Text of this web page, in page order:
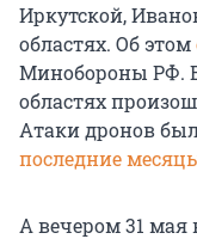
Иркутской,
областях. Об этом
Минобороны РФ.
областях
Атаки дронов
последние
А вечером 31 мая